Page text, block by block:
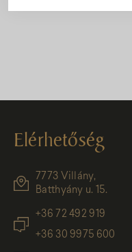
Elérhetőség
7773 Villány,
Batthyány u. 15.
+36 72 492 919
+36 30 9975 600